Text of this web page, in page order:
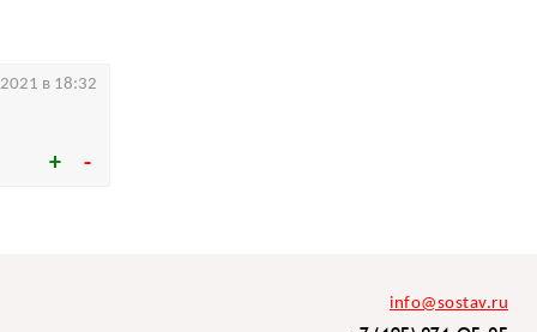
в 18:32
info@sostav.ru